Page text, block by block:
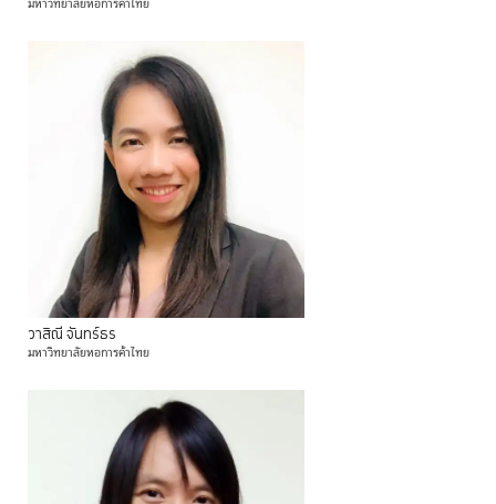
มหาวิทยาลัยหอการค้าไทย
วาสิณี จันทร์ธร
มหาวิทยาลัยหอการค้าไทย